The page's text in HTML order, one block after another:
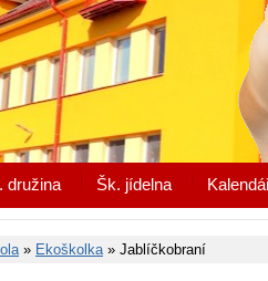
družina Šk. jídelna
» Ekoškolka» Jablíčkobraní